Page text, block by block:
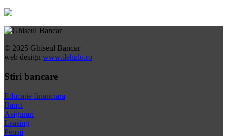
© 2025 Ghiseul Bancar
web design www.dehalo.ro
Stiri bancare
Educatie financiara
Banci
Asigurari
Leasing
Pensii